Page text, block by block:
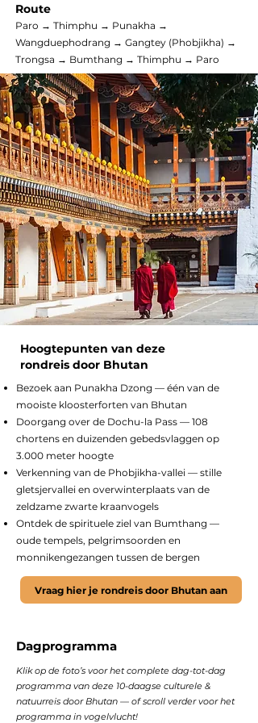
Route
Paro → Thimphu → Punakha →
Wangduephodrang → Gangtey (Phobjikha) →
Trongsa → Bumthang → Thimphu → Paro
Hoogtepunten van deze
rondreis door Bhutan
Bezoek aan Punakha Dzong — één van de
mooiste kloosterforten van Bhutan
Doorgang over de Dochu-la Pass — 108
chortens en duizenden gebedsvlaggen op
3.000 meter hoogte
Verkenning van de Phobjikha-vallei — stille
gletsjervallei en overwinterplaats van de
zeldzame zwarte kraanvogels
Ontdek de spirituele ziel van Bumthang —
oude tempels, pelgrimsoorden en
monnikengezangen tussen de bergen
Vraag hier je rondreis door Bhutan aan
Dagprogramma
Klik op de foto’s voor het complete dag-tot-dag
programma van deze 10-daagse culturele &
natuurreis door Bhutan — of scroll verder voor het
programma in vogelvlucht!